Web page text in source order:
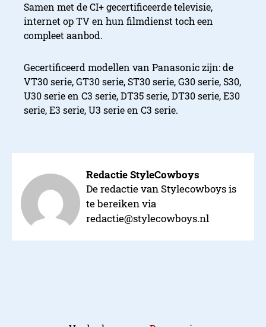
Samen met de CI+ gecertificeerde televisie,
internet op TV en hun filmdienst toch een
compleet aanbod.
Gecertificeerd modellen van Panasonic zijn: de
VT30 serie, GT30 serie, ST30 serie, G30 serie, S30,
U30 serie en C3 serie, DT35 serie, DT30 serie, E30
serie, E3 serie, U3 serie en C3 serie.
Redactie StyleCowboys
De redactie van Stylecowboys is
te bereiken via
redactie@stylecowboys.nl